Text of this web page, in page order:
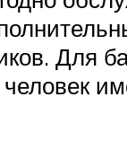
Для